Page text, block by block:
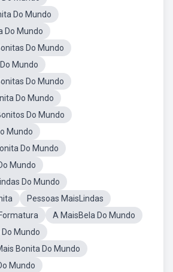
Do Mundo
Do Mundo
Do Mundo
Mundo
Do Mundo
Do Mundo
Do Mundo
Mundo
Do Mundo
Mundo
Do Mundo
Pessoas MaisLindas
A MaisBela Do Mundo
Mundo
Bonita Do Mundo
Mundo